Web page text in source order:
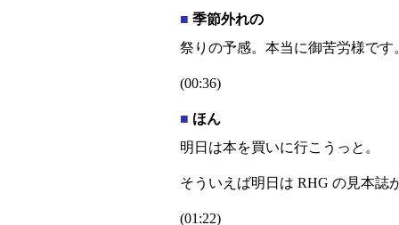
■ 季節外れの
祭りの予感。本当に御苦労様です
(00:36)
■ ほん
明日は本を買いに行こうっと。
そういえば明日は RHG の見本誌
(01:22)